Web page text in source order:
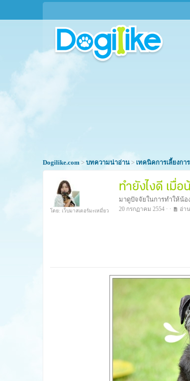
Dogilike.com > บทความน่าอ่าน > เทคนิคการเลี้ยงกา
โดย: เว็บมาสเตอร์มะเหมี่ยว
ทำยังไงดี เมื่
มาดูปัจจัยในการทำให้น้อง
20 กรกฏาคม 2554 · · อ่าน